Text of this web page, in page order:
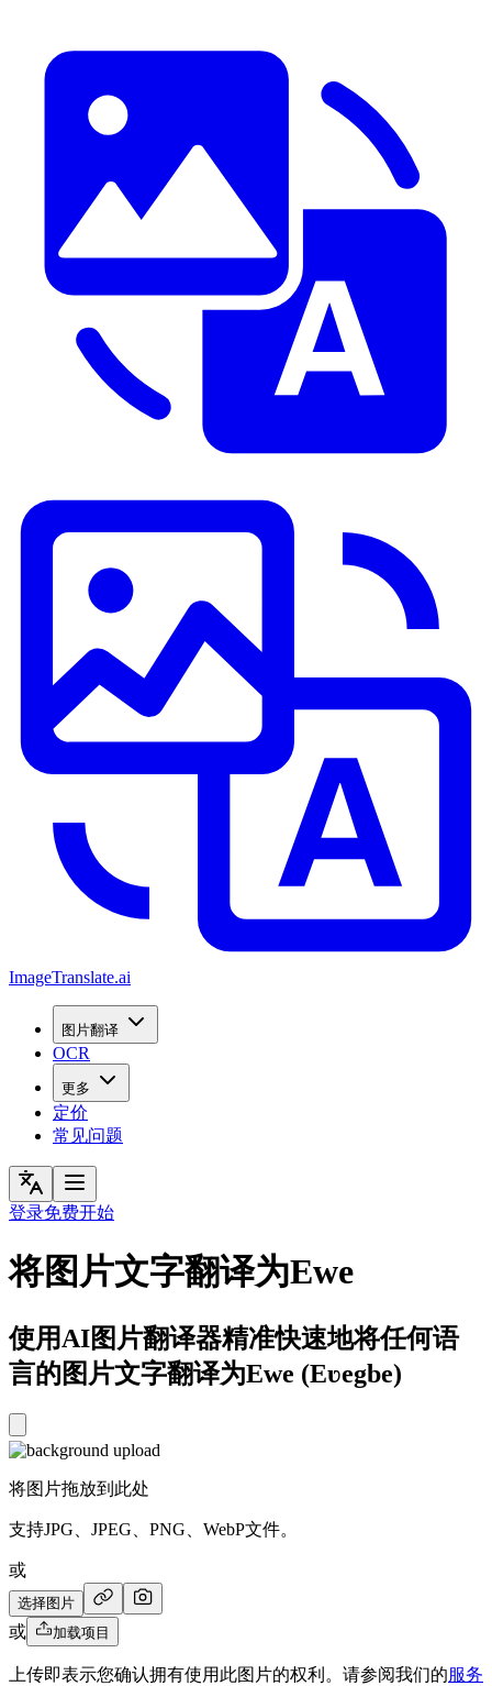
ImageTranslate.ai
图片翻译
OCR
更多
定价
常见问题
登录免费开始
将图片文字翻译为Ewe
使用AI图片翻译器精准快速地将任何语
言的图片文字翻译为Ewe (Eʋegbe)
将图片拖放到此处
支持JPG、JPEG、PNG、WebP文件。
或
选择图片
或 加载项目
上传即表示您确认拥有使用此图片的权利。请参阅我们的服务